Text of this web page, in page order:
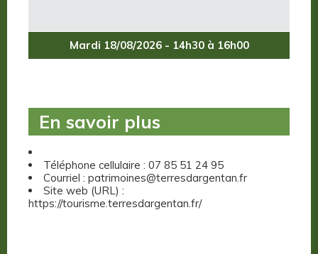
Mardi 18/08/2026 - 14h30 à 16h00
En savoir plus
Téléphone cellulaire : 07 85 51 24 95
Courriel : patrimoines@terresdargentan.fr
Site web (URL) :
https://tourisme.terresdargentan.fr/